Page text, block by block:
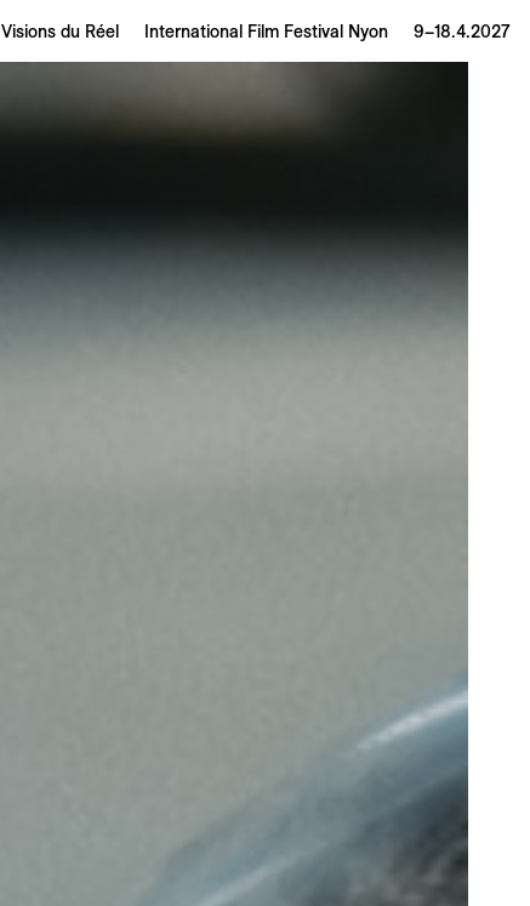
Visions du Réel International Film Festival Nyon 9–18.4.2027